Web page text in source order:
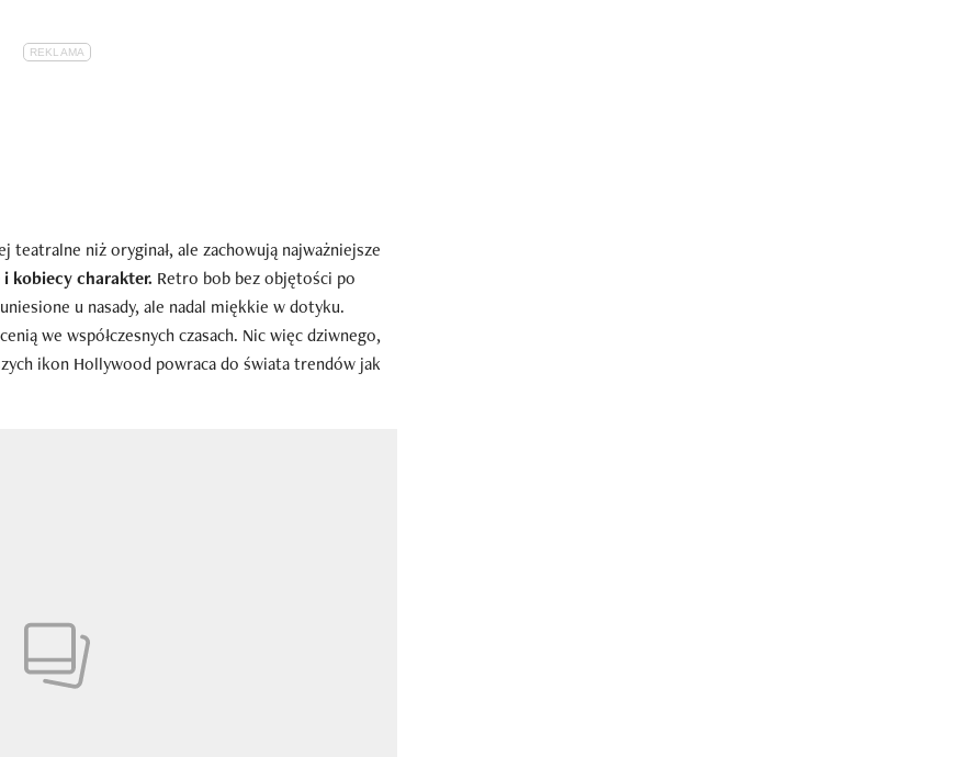
teatralne niż oryginał, ale zachowują najważniejsze
kobiecy charakter. Retro bob bez objętości po
u nasady, ale nadal miękkie w dotyku.
we współczesnych czasach. Nic więc dziwnego,
ikon Hollywood powraca do świata trendów jak